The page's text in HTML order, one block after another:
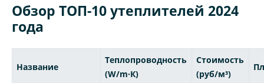
Обзор ТОП-10 утеплителей 2024
года
Название
Теплопроводность
(W/m·К)
Стоимость
(руб/м³)